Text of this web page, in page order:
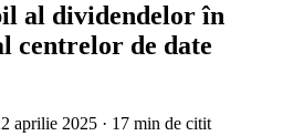
al dividendelor în
centrelor de date
aprilie 2025 · 17 min de citit